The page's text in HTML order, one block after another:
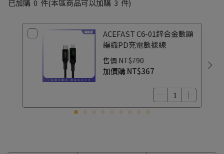
已加購 0 件(本區商品可以加購 3 件)
ACEFAST C6-01鋅合金數顯
編織PD充電數據線
售價 NT$790
加價購NT$367